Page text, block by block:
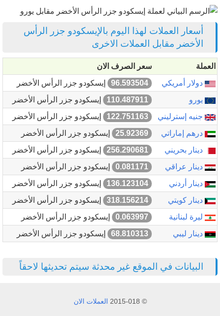
أسعار العملات لهذا اليوم بالإيسكودو جزر الرأس
الأخضر مقابل العملات الاخرى
العملة
سعر الصرف الان
دولار أمريكي
96.593504
إيسكودو جزر الرأس الأخضر
يورو
110.487911
إيسكودو جزر الرأس الأخضر
جنيه إسترليني
122.751163
إيسكودو جزر الرأس الأخضر
درهم إماراتي
25.92369
إيسكودو جزر الرأس الأخضر
دينار بحريني
256.290681
إيسكودو جزر الرأس الأخضر
دينار عراقي
0.081171
إيسكودو جزر الرأس الأخضر
دينار أردني
136.123104
إيسكودو جزر الرأس الأخضر
دينار كويتي
318.156214
إيسكودو جزر الرأس الأخضر
ليرة لبنانية
0.063997
إيسكودو جزر الرأس الأخضر
دينار ليبي
68.810313 إيسكودو جزر الرأس الأخضر
البيانات في الموقع غير محدثة سيتم تحديثها لاحقاً
© 2015-018 العملات الان